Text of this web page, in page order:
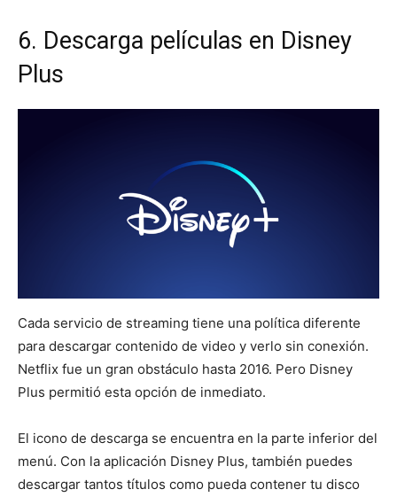
6. Descarga películas en Disney
Plus
Cada servicio de streaming tiene una política diferente
para descargar contenido de video y verlo sin conexión.
Netflix fue un gran obstáculo hasta 2016. Pero Disney
Plus permitió esta opción de inmediato.
El icono de descarga se encuentra en la parte inferior del
menú. Con la aplicación Disney Plus, también puedes
descargar tantos títulos como pueda contener tu disco